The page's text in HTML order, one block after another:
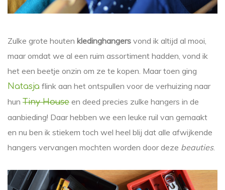
Zulke grote houten kledinghangers vond ik altijd al mooi,
maar omdat we al een ruim assortiment hadden, vond ik
het een beetje onzin om ze te kopen. Maar toen ging
Natasja flink aan het ontspullen voor de verhuizing naar
hun Tiny House en deed precies zulke hangers in de
aanbieding! Daar hebben we een leuke ruil van gemaakt
en nu ben ik stiekem toch wel heel blij dat alle afwijkende
hangers vervangen mochten worden door deze beauties.